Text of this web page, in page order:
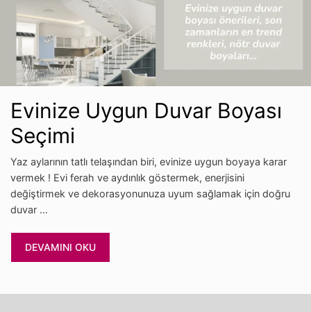
Evinize Uygun Duvar Boyası
Seçimi
Yaz aylarının tatlı telaşından biri, evinize uygun boyaya karar
vermek ! Evi ferah ve aydınlık göstermek, enerjisini
değiştirmek ve dekorasyonunuza uyum sağlamak için doğru
duvar …
DEVAMINI OKU